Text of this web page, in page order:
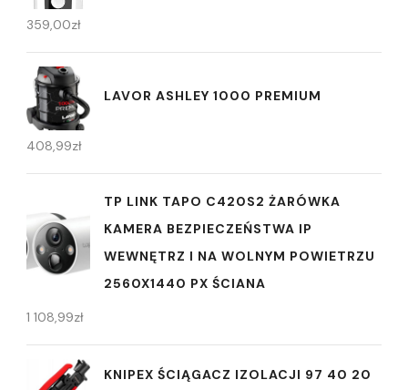
359,00zł
LAVOR ASHLEY 1000 PREMIUM
408,99zł
TP LINK TAPO C420S2 ŻARÓWKA
KAMERA BEZPIECZEŃSTWA IP
WEWNĘTRZ I NA WOLNYM POWIETRZU
2560X1440 PX ŚCIANA
1 108,99zł
KNIPEX ŚCIĄGACZ IZOLACJI 97 40 20